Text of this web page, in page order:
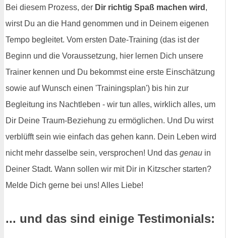
Bei diesem Prozess, der Dir richtig Spaß machen wird ,
wirst Du an die Hand genommen und in Deinem eigenen
Tempo begleitet. Vom ersten Date-Training (das ist der
Beginn und die Voraussetzung, hier lernen Dich unsere
Trainer kennen und Du bekommst eine erste Einschätzung
sowie auf Wunsch einen 'Trainingsplan') bis hin zur
Begleitung ins Nachtleben - wir tun alles, wirklich alles, um
Dir Deine Traum-Beziehung zu ermöglichen. Und Du wirst
verblüfft sein wie einfach das gehen kann. Dein Leben wird
nicht mehr dasselbe sein, versprochen! Und das genau in
Deiner Stadt. Wann sollen wir mit Dir in Kitzscher starten?
Melde Dich gerne bei uns! Alles Liebe!
... und das sind einige Testimonials: